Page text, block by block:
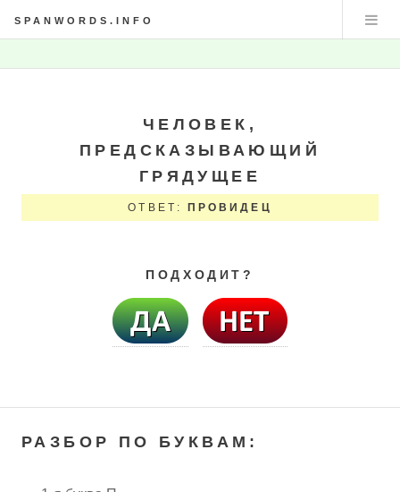
SPANWORDS.INFO
ЧЕЛОВЕК,
ПРЕДСКАЗЫВАЮЩИЙ
ГРЯДУЩЕЕ
ОТВЕТ: ПРОВИДЕЦ
ПОДХОДИТ?
РАЗБОР ПО БУКВАМ: